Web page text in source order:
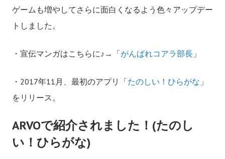
ゲームも増やしてさらに面白くなるよう色々アップデー
トしました。
・宣伝マンガはこちらに♪→「がんばれコアラ部長 」
・2017年11月、最初のアプリ「たのしい！ひらがな 」
をリリース。
ARVOで紹介されました！(たのし
い！ひらがな)